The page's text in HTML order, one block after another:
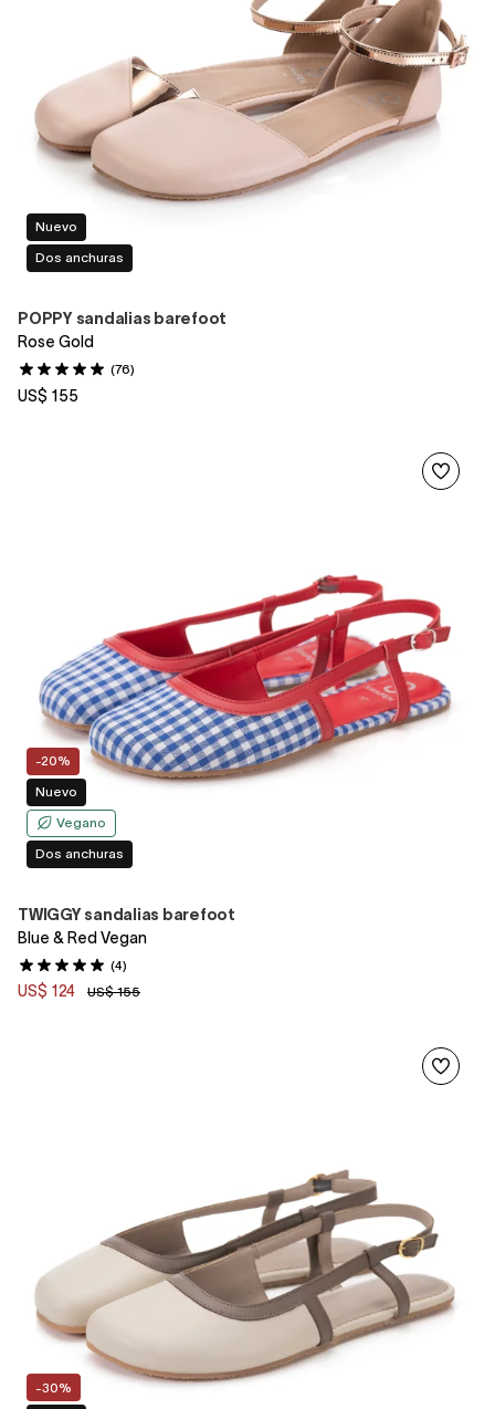
Nuevo
Dos anchuras
POPPY sandalias barefoot
Rose Gold
(76)
US$ 155
-20%
Nuevo
Vegano
Dos anchuras
TWIGGY sandalias barefoot
Blue & Red Vegan
(4)
US$ 124 US$ 155
-30%